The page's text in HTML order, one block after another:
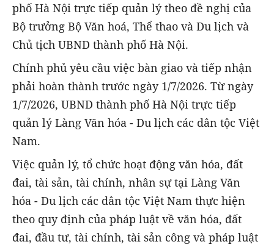
phố Hà Nội trực tiếp quản lý theo đề nghị của
Bộ trưởng Bộ Văn hoá, Thể thao và Du lịch và
Chủ tịch UBND thành phố Hà Nội.
Chính phủ yêu cầu việc bàn giao và tiếp nhận
phải hoàn thành trước ngày 1/7/2026. Từ ngày
1/7/2026, UBND thành phố Hà Nội trực tiếp
quản lý Làng Văn hóa - Du lịch các dân tộc Việt
Nam.
Việc quản lý, tổ chức hoạt động văn hóa, đất
đai, tài sản, tài chính, nhân sự tại Làng Văn
hóa - Du lịch các dân tộc Việt Nam thực hiện
theo quy định của pháp luật về văn hóa, đất
đai, đầu tư, tài chính, tài sản công và pháp luật